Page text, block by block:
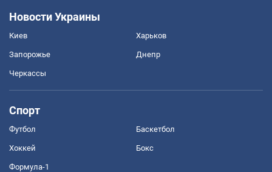
Новости Украины
Киев Харьков
Запорожье Днепр
Черкассы
Спорт
Футбол Баскетбол
Хоккей Бокс
Формула-1